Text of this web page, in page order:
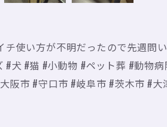
使い方が不明だったので先週問
犬 #猫 #小動物 #ペット葬 #動物
市 #守口市 #岐阜市 #茨木市 #